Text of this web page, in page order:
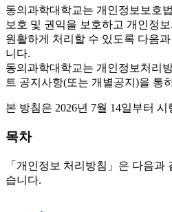
동의과학대학교는 개인정보보호
보호 및 권익을 보호하고 개인정
원활하게 처리할 수 있도록 다음
니다.
동의과학대학교는 개인정보처리
트 공지사항(또는 개별공지)을 통
본 방침은 2026년 7월 14일부터 시
목차
「개인정보 처리방침」은 다음과
습니다.